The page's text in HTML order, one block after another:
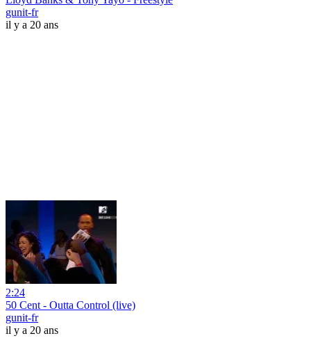
gunit-fr
il y a 20 ans
2:24
50 Cent - Outta Control (live)
gunit-fr
il y a 20 ans